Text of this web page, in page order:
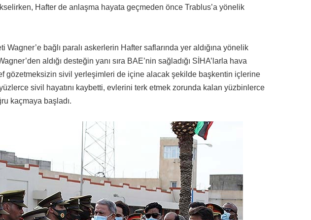
Hafter de anlaşma hayata geçmeden önce Trablus’a yönelik
bağlı paralı askerlerin Hafter saflarında yer aldığına yönelik
aldığı desteğin yanı sıra BAE’nin sağladığı SİHA’larla hava
gözetmeksizin sivil yerleşimleri de içine alacak şekilde başkentin içlerine
sivil hayatını kaybetti, evlerini terk etmek zorunda kalan yüzbinlerce
kaçmaya başladı.